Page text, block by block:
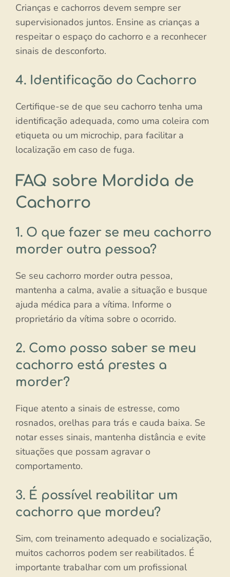
Crianças e cachorros devem sempre ser
supervisionados juntos. Ensine as crianças a
respeitar o espaço do cachorro e a reconhecer
sinais de desconforto.
4. Identificação do Cachorro
Certifique-se de que seu cachorro tenha uma
identificação adequada, como uma coleira com
etiqueta ou um microchip, para facilitar a
localização em caso de fuga.
FAQ sobre Mordida de
Cachorro
1. O que fazer se meu cachorro
morder outra pessoa?
Se seu cachorro morder outra pessoa,
mantenha a calma, avalie a situação e busque
ajuda médica para a vítima. Informe o
proprietário da vítima sobre o ocorrido.
2. Como posso saber se meu
cachorro está prestes a
morder?
Fique atento a sinais de estresse, como
rosnados, orelhas para trás e cauda baixa. Se
notar esses sinais, mantenha distância e evite
situações que possam agravar o
comportamento.
3. É possível reabilitar um
cachorro que mordeu?
Sim, com treinamento adequado e socialização,
muitos cachorros podem ser reabilitados. É
importante trabalhar com um profissional